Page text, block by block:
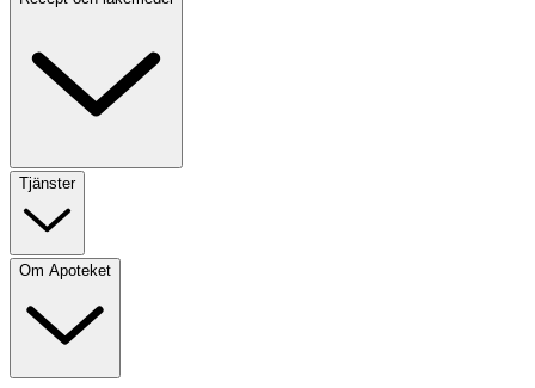
Tjänster
Om Apoteket